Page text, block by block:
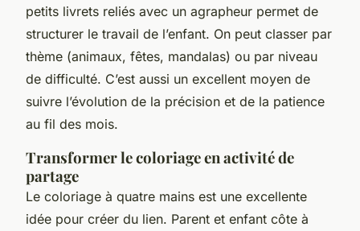
petits livrets reliés avec un agrapheur permet de
structurer le travail de l’enfant. On peut classer par
thème (animaux, fêtes, mandalas) ou par niveau
de difficulté. C’est aussi un excellent moyen de
suivre l’évolution de la précision et de la patience
au fil des mois.
Transformer le coloriage en activité de
partage
Le coloriage à quatre mains est une excellente
idée pour créer du lien. Parent et enfant côte à